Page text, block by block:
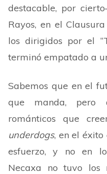
destacable, por
Rayos, en el
los dirigidos por el
terminó empatado a
Sabemos que en el
que manda, pero
románticos que
underdogs, en el
esfuerzo, y no en
Necaxa no tuvo los